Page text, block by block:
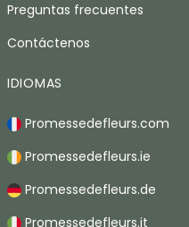
Preguntas frecuentes
Contáctenos
IDIOMAS
Promessedefleurs.com
Promessedefleurs.ie
Promessedefleurs.de
Promessedefleurs.it